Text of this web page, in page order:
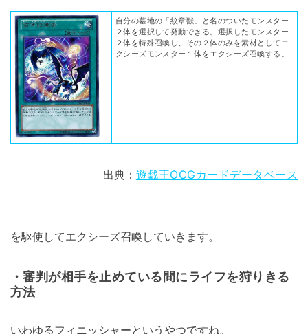
自分の墓地の「紋章獣」と名のついたモンスター
２体を選択して発動できる。選択したモンスター
２体を特殊召喚し、その２体のみを素材としてエ
クシーズモンスター１体をエクシーズ召喚する。
出典： 遊戯王OCGカードデータベース
を駆使してエクシーズ召喚していきます。
・審判が相手を止めている間にライフを狩りきる
方法
いわゆるフィニッシャーというやつですね。